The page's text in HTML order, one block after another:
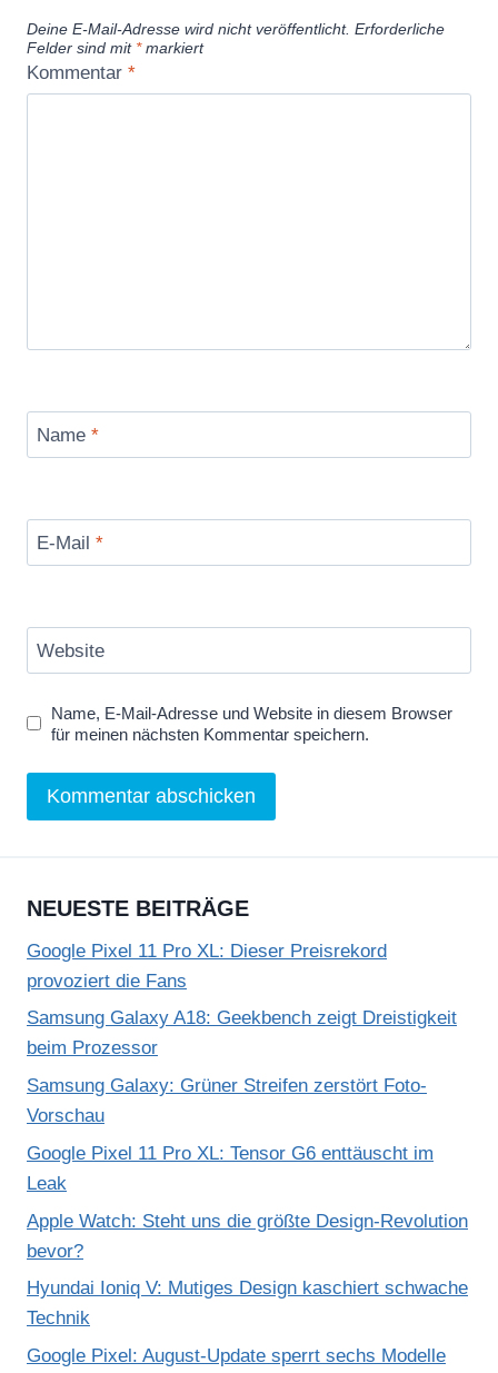
Deine E-Mail-Adresse wird nicht veröffentlicht. Erforderliche
Felder sind mit *markiert
Kommentar *
Name *
E-Mail *
Website
Name, E-Mail-Adresse und Website in diesem Browser
für meinen nächsten Kommentar speichern.
NEUESTE BEITRÄGE
Google Pixel 11 Pro XL: Dieser Preisrekord
provoziert die Fans
Samsung Galaxy A18: Geekbench zeigt Dreistigkeit
beim Prozessor
Samsung Galaxy: Grüner Streifen zerstört Foto-
Vorschau
Google Pixel 11 Pro XL: Tensor G6 enttäuscht im
Leak
Apple Watch: Steht uns die größte Design-Revolution
bevor?
Hyundai Ioniq V: Mutiges Design kaschiert schwache
Technik
Google Pixel: August-Update sperrt sechs Modelle